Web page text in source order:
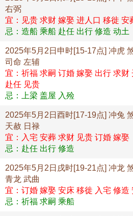
右弼
宜：见贵 求财 嫁娶 进人口 移徙 安
忌：造船 乘船 赴任 出行 修造 动土
2025年5月2日申时[15-17点] 冲虎
司命 左辅
宜：祈福 求嗣 订婚 嫁娶 出行 求财
赴任 见贵
忌：上梁 盖屋 入殓
2025年5月2日酉时[17-19点] 冲兔
天赦 日禄
宜：入宅 安葬 求财 见贵 订婚 嫁娶
忌：赴任 出行 修造
2025年5月2日戌时[19-21点] 冲龙
青龙 武曲
宜：订婚 嫁娶 安床 移徙 入宅 修造
忌：祈福 求嗣 乘船